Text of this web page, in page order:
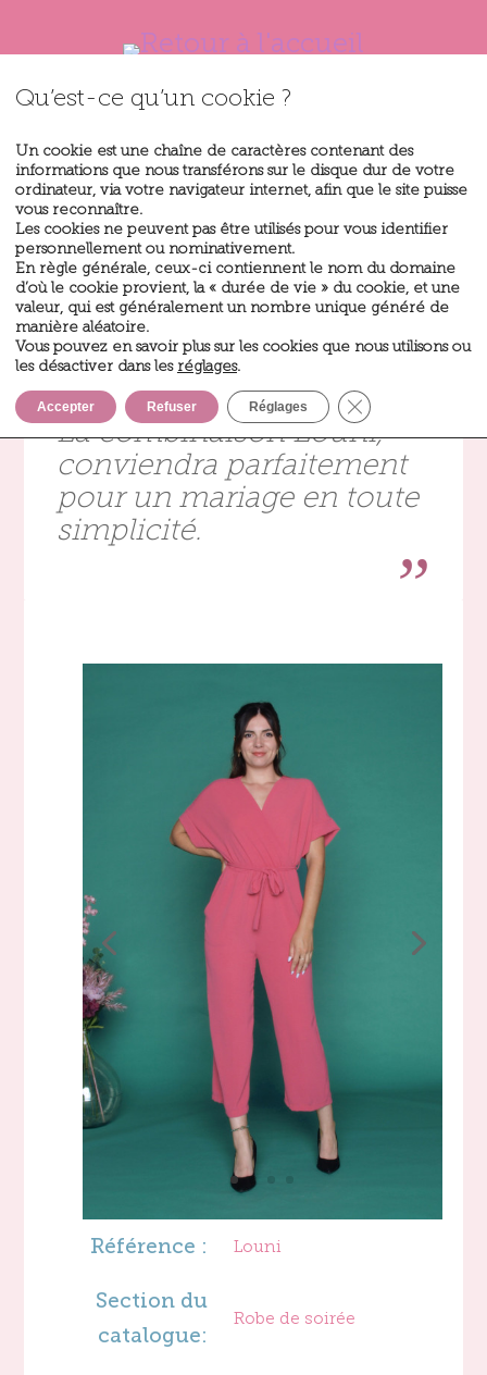
Louni
La combinaison Louni,
conviendra parfaitement
pour un mariage en toute
simplicité.
Référence : Louni
Section du
catalogue:
Robe de soirée
Qu’est-ce qu’un cookie ?
Un cookie est une chaîne de caractères contenant des
informations que nous transférons sur le disque dur de votre
ordinateur, via votre navigateur internet, afin que le site puisse
vous reconnaître.
Les cookies ne peuvent pas être utilisés pour vous identifier
personnellement ou nominativement.
En règle générale, ceux-ci contiennent le nom du domaine
d’où le cookie provient, la « durée de vie » du cookie, et une
valeur, qui est généralement un nombre unique généré de
manière aléatoire.
Vous pouvez en savoir plus sur les cookies que nous utilisons ou
les désactiver dans les réglages.
Accepter Refuser Réglages Fermer la